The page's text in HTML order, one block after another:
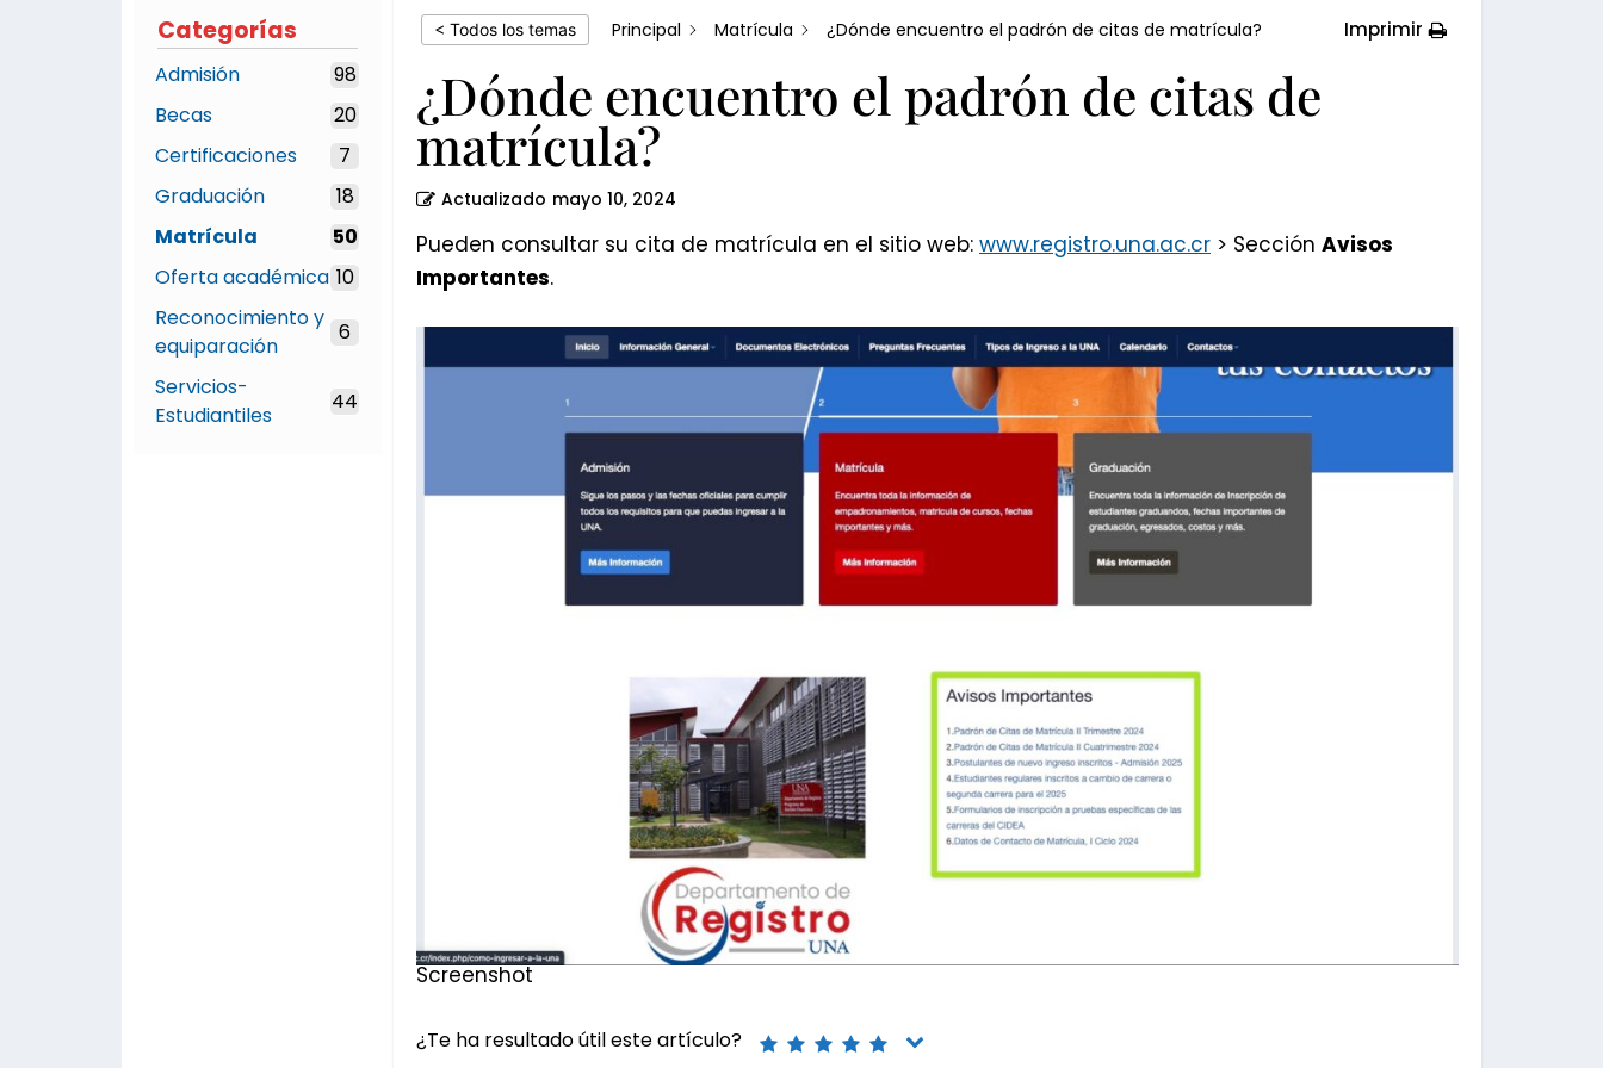
Categorías
Admisión
98
Becas
20
Certificaciones
7
Graduación
18
Matrícula
50
Oferta académica 10
Reconocimiento y
equiparación
6
Servicios-
Estudiantiles
44
< Todos los temas Principal Matrícula ¿Dónde encuentro el padrón de citas de matrícula? Imprimir
¿Dónde encuentro el padrón de citas de
matrícula?
Actualizado mayo 10, 2024
Pueden consultar su cita de matrícula en el sitio web: www.registro.una.ac.cr > Sección Avisos
Importantes.
Screenshot
¿Te ha resultado útil este artículo?